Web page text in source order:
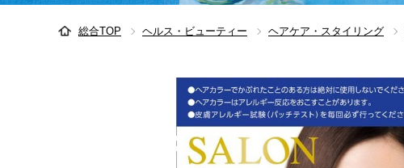
総合TOP ヘルス・ビューティー ヘアケア・スタイリング